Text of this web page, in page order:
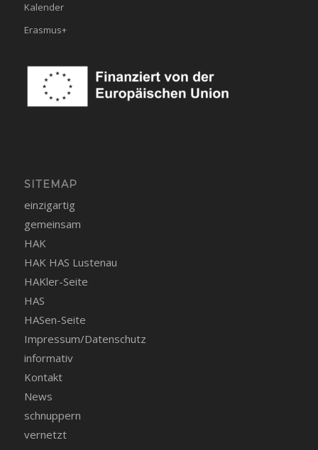
Kalender
Erasmus+
SITEMAP
einzigartig
gemeinsam
HAK
HAK HAS Lustenau
HAKler-Seite
HAS
HASen-Seite
Impressum/Datenschutz
informativ
Kontakt
News
schnuppern
vernetzt